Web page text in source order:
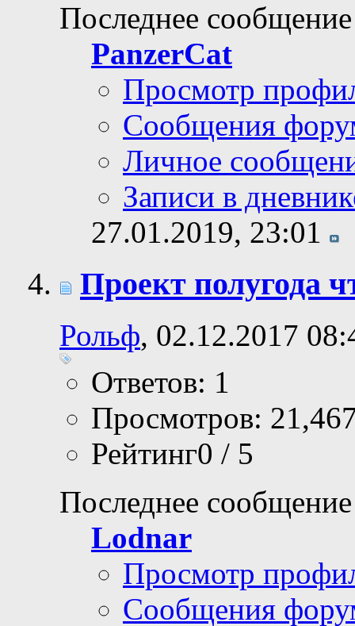
Последнее
PanzerCat
Просмотр
Сообщения
Личное
Записи в
27.01.2019, 23:01
Проект полугода
Рольф, 02.12.2017
Ответов: 1
Просмотров:
Рейтинг0 / 5
Последнее
Lodnar
Просмотр
Сообщения